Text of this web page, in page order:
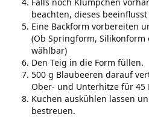
beachten, dieses
Eine Backform vorbereiten
(Ob Springform, Silikonform
wählbar)
Den Teig in die Form füllen.
500 g Blaubeeren darauf
Ober- und Unterhitze für 45
Kuchen auskühlen lassen
bestreuen.